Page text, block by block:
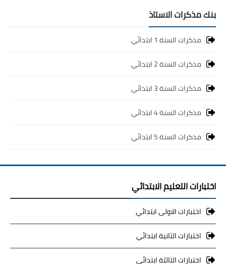
بنك مذكرات الاستاذ
مذكرات السنة 1 ابتدائي
مذكرات السنة 2 ابتدائي
مذكرات السنة 3 ابتدائي
مذكرات السنة 4 ابتدائي
مذكرات السنة 5 ابتدائي
اختبارات التعليم الابتدائي
اختبارات الاولى ابتدائي
اختبارات الثانية ابتدائي
اختبارات الثالثة ابتدائي